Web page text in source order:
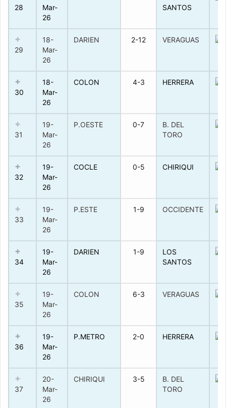
28
Mar-
26
SANTOS
29
18-
Mar-
26
DARIEN 2-12 VERAGUAS
30
18-
Mar-
26
COLON 4-3 HERRERA
31
19-
Mar-
26
P.OESTE 0-7
B. DEL
TORO
32
19-
Mar-
26
COCLE 0-5 CHIRIQUI
33
19-
Mar-
26
P.ESTE 1-9 OCCIDENTE
34
19-
Mar-
26
DARIEN 1-9
LOS
SANTOS
35
19-
Mar-
26
COLON 6-3 VERAGUAS
36
19-
Mar-
26
P.METRO 2-0 HERRERA
37
20-
Mar-
26
CHIRIQUI 3-5
B. DEL
TORO